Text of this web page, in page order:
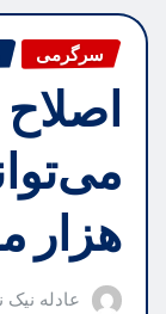
سرگرمی
هزار
عادله نیک